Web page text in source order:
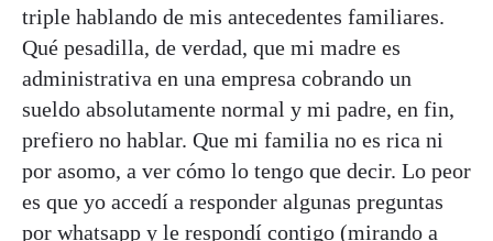
triple hablando de mis antecedentes familiares.
Qué pesadilla, de verdad, que mi madre es
administrativa en una empresa cobrando un
sueldo absolutamente normal y mi padre, en fin,
prefiero no hablar. Que mi familia no es rica ni
por asomo, a ver cómo lo tengo que decir. Lo peor
es que yo accedí a responder algunas preguntas
por whatsapp y le respondí contigo (mirando a